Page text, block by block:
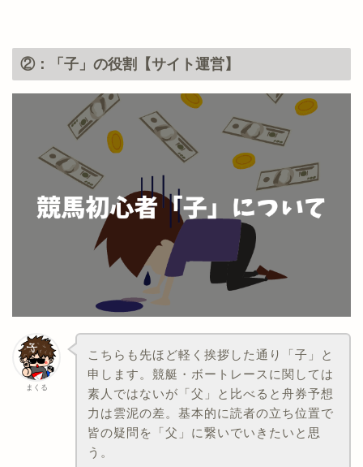
②：「子」の役割【サイト運営】
まくる
こちらも先ほど軽く挨拶した通り「子」と
申します。競艇・ボートレースに関しては
素人ではないが「父」と比べると舟券予想
力は雲泥の差。基本的に読者の立ち位置で
皆の疑問を「父」に繋いでいきたいと思
う。